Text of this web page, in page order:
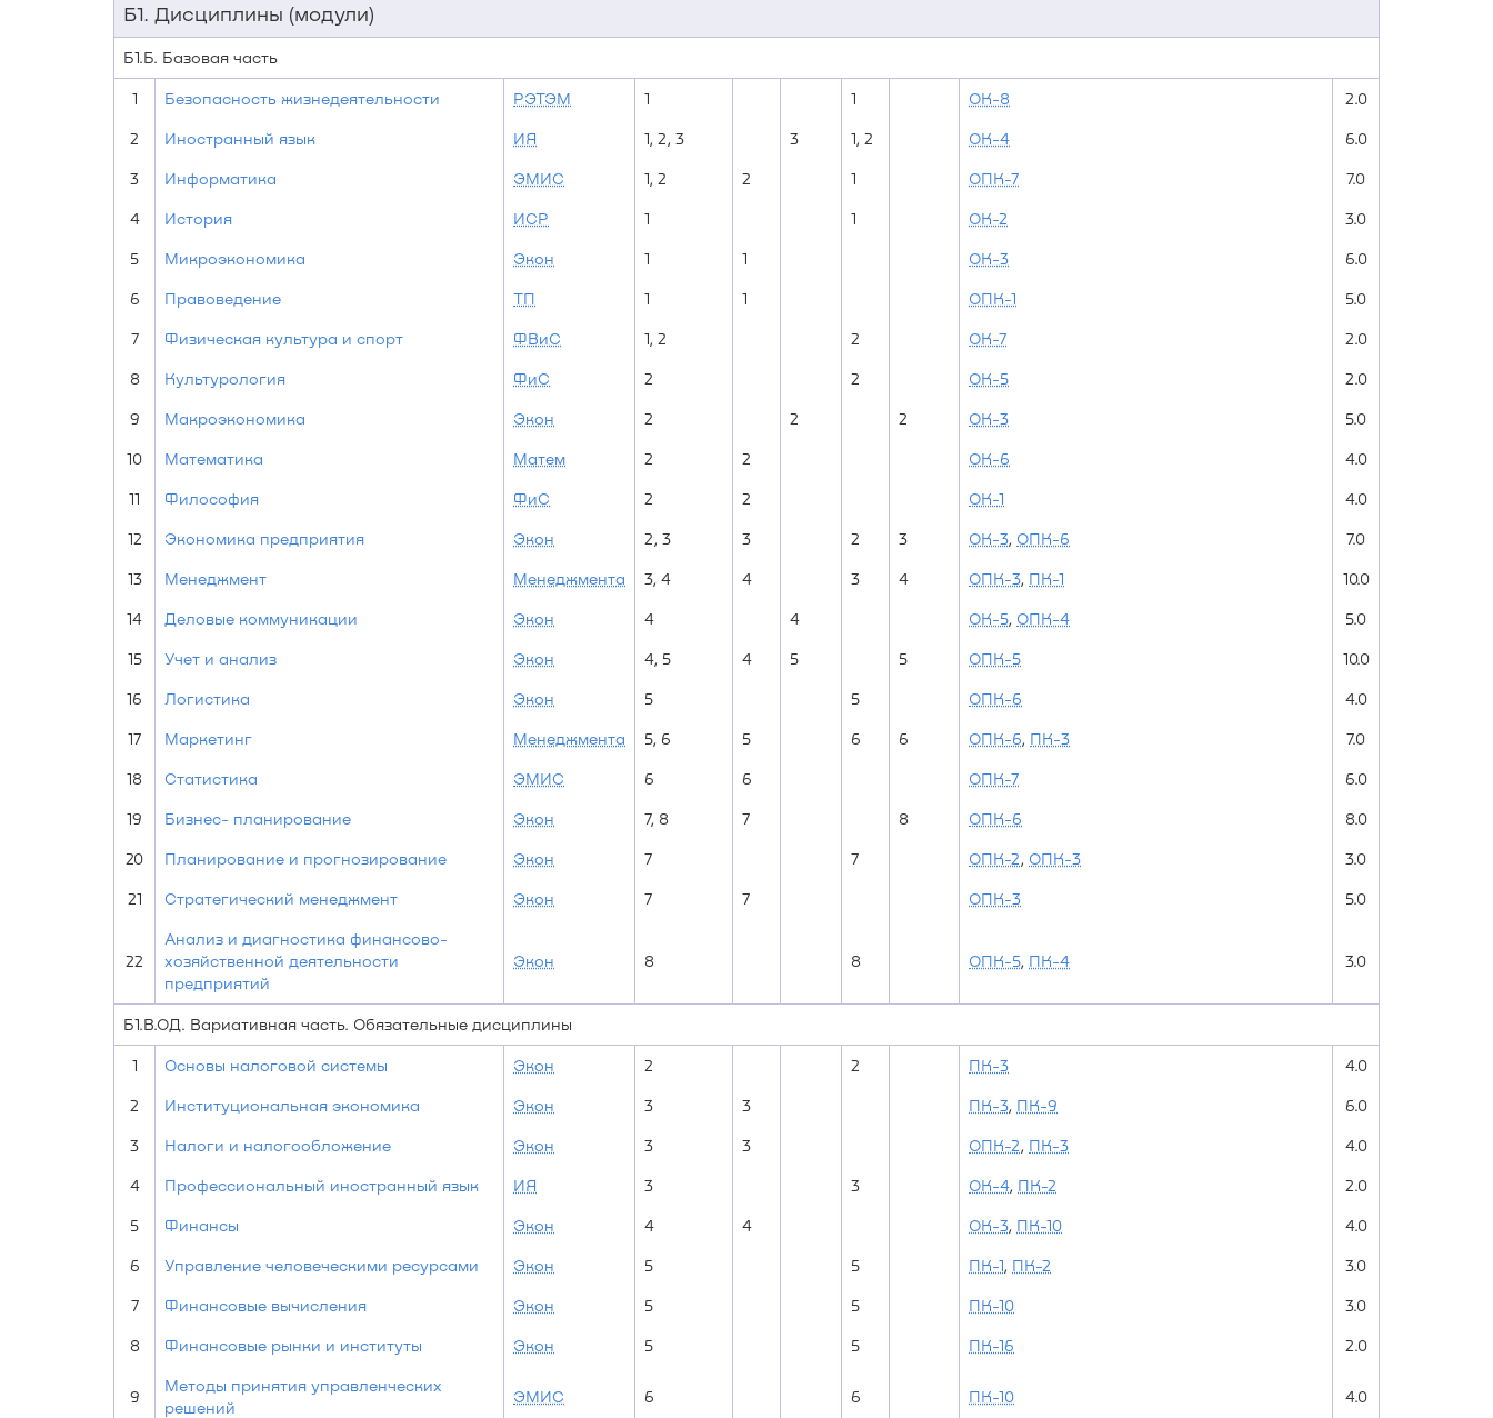
Б1. Дисциплины (модули)
Б1.Б. Базовая часть
1 Безопасность жизнедеятельности РЭТЭМ 1 1 ОК-8 2.0
2 Иностранный язык ИЯ 1, 2, 3 3 1, 2 ОК-4 6.0
3 Информатика ЭМИС 1, 2 2 1 ОПК-7 7.0
4 История ИСР 1 1 ОК-2 3.0
5 Микроэкономика Экон 1 1 ОК-3 6.0
6 Правоведение ТП 1 1 ОПК-1 5.0
7 Физическая культура и спорт ФВиС 1, 2 2 ОК-7 2.0
8 Культурология ФиС 2 2 ОК-5 2.0
9 Макроэкономика Экон 2 2 2 ОК-3 5.0
10 Математика Матем 2 2 ОК-6 4.0
11 Философия ФиС 2 2 ОК-1 4.0
12 Экономика предприятия Экон 2, 3 3 2 3 ОК-3, ОПК-6 7.0
13 Менеджмент Менеджмента 3, 4 4 3 4 ОПК-3, ПК-1 10.0
14 Деловые коммуникации Экон 4 4 ОК-5, ОПК-4 5.0
15 Учет и анализ Экон 4, 5 4 5 5 ОПК-5 10.0
16 Логистика Экон 5 5 ОПК-6 4.0
17 Маркетинг Менеджмента 5, 6 5 6 6 ОПК-6, ПК-3 7.0
18 Статистика ЭМИС 6 6 ОПК-7 6.0
19 Бизнес- планирование Экон 7, 8 7 8 ОПК-6 8.0
20 Планирование и прогнозирование Экон 7 7 ОПК-2, ОПК-3 3.0
21 Стратегический менеджмент Экон 7 7 ОПК-3 5.0
22
Анализ и диагностика финансово-
хозяйственной деятельности
предприятий
Экон 8 8 ОПК-5, ПК-4 3.0
Б1.В.ОД. Вариативная часть. Обязательные дисциплины
1 Основы налоговой системы Экон 2 2 ПК-3 4.0
2 Институциональная экономика Экон 3 3 ПК-3, ПК-9 6.0
3 Налоги и налогообложение Экон 3 3 ОПК-2, ПК-3 4.0
4 Профессиональный иностранный язык ИЯ 3 3 ОК-4, ПК-2 2.0
5 Финансы Экон 4 4 ОК-3, ПК-10 4.0
6 Управление человеческими ресурсами Экон 5 5 ПК-1, ПК-2 3.0
7 Финансовые вычисления Экон 5 5 ПК-10 3.0
8 Финансовые рынки и институты Экон 5 5 ПК-16 2.0
9
Методы принятия управленческих
решений
ЭМИС 6 6 ПК-10 4.0